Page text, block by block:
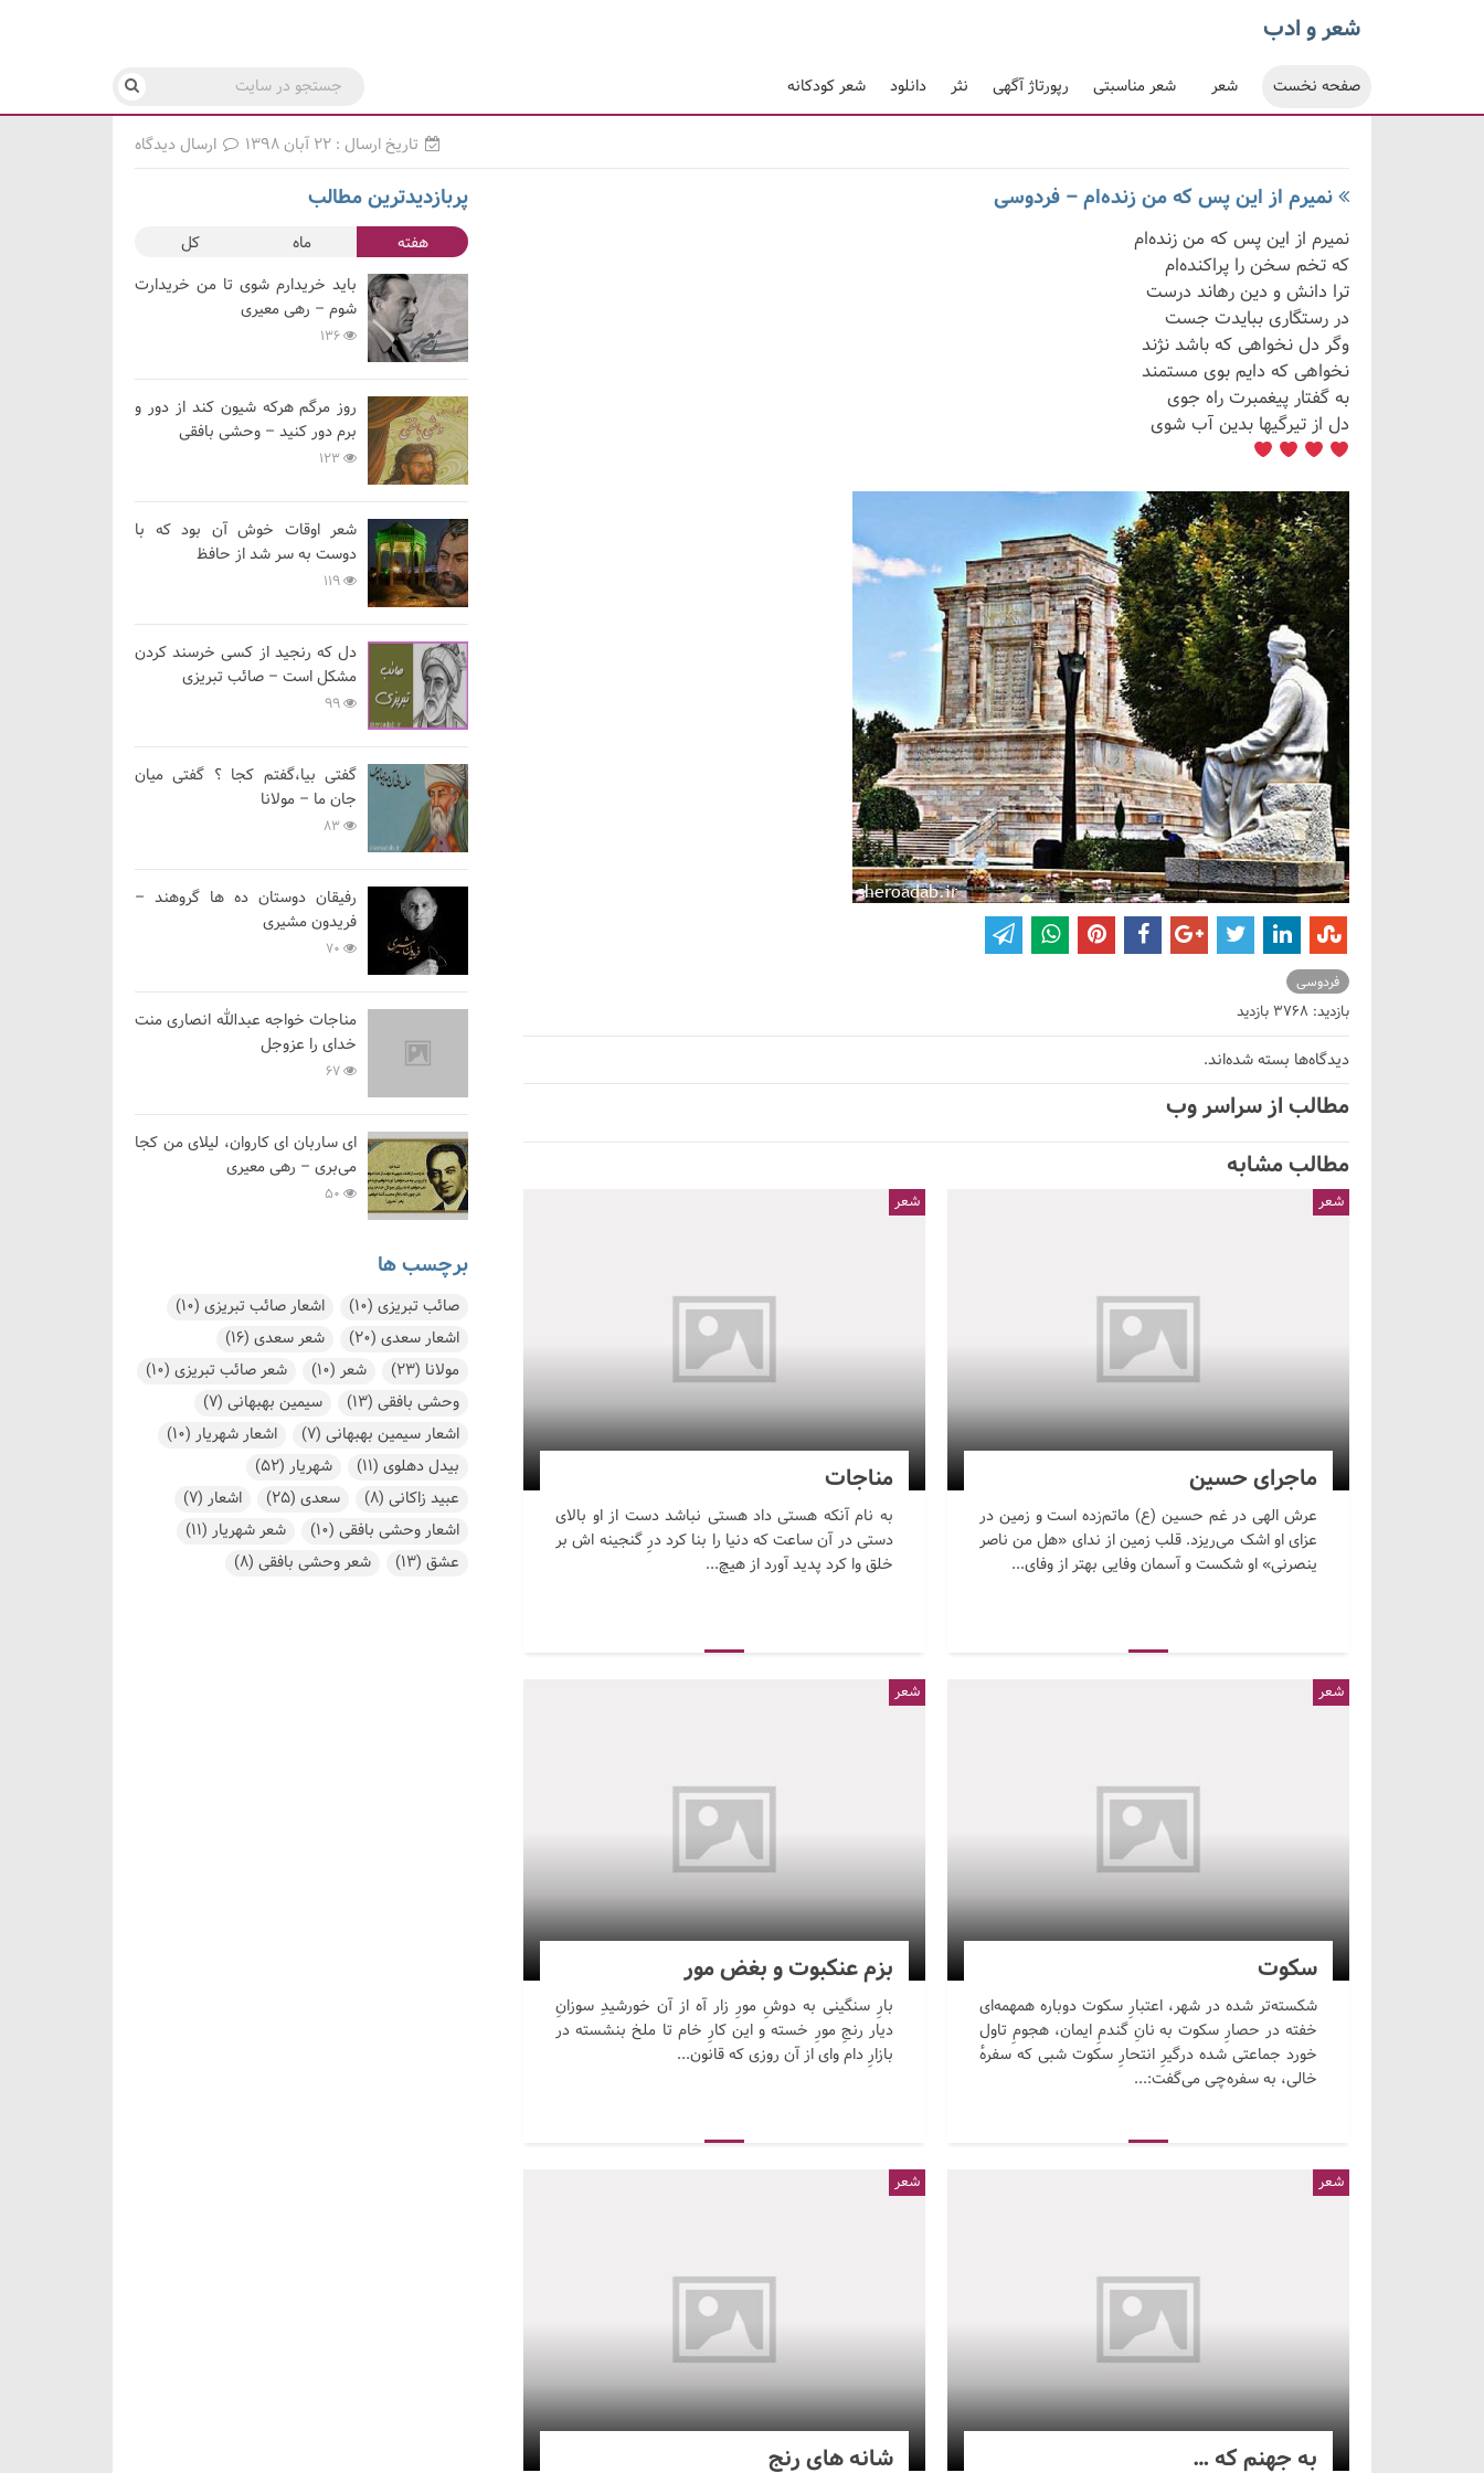
شعر و ادب
صفحه نخست شعر شعر مناسبتی رپورتاژ آگهی نثر دانلود شعر کودکانه
تاریخ ارسال : ۲۲ آبان ۱۳۹۸ ارسال دیدگاه
نمیرم از این پس که من زنده‌ام – فردوسی
نمیرم از این پس که من زنده‌ام
که تخم سخن را پراکنده‌ام
ترا دانش و دین رهاند درست
در رستگاری ببایدت جست
وگر دل نخواهی که باشد نژند
نخواهی که دایم بوی مستمند
به گفتار پیغمبرت راه جوی
دل از تیرگیها بدین آب شوی
فردوسی
بازدید: 3768 بازدید
دیدگاه‌ها بسته شده‌اند.
مطالب از سراسر وب
مطالب مشابه
ماجرای حسین
عرش الهی در غم حسین (ع) ماتم‌زده است و زمین در
عزای او اشک می‌ریزد. قلب زمین از ندای «هل من ناصر
ینصرنی» او شکست و آسمان وفایی بهتر از وفای...
شعر
مناجات
به نام آنکه هستی داد هستی نباشد دست از او بالای
دستی در آن ساعت که دنیا را بنا کرد درِ گنجینه اش بر
خلق وا کرد پدید آورد از هیچ...
شعر
سکوت
شکسته‌تر شده در شهر، اعتبارِ سکوت دوباره همهمه‌ای
خفته در حصارِ سکوت به نانِ گندمِ ایمان، هجومِ تاول
خورد جماعتی شده درگیرِ انتحارِ سکوت شبی که سفرهٔ
خالی، به سفره‌چی می‌گفت:...
شعر
بزم عنکبوت و بغض مور
بارِ سنگینی به دوشِ مورِ زار آه از آن خورشیدِ سوزانِ
دیار رنجِ مورِ خسته و این کارِ خام تا ملخ بنشسته در
بازارِ دام وای از آن روزی که قانون...
شعر
به جهنم که …
شعر
شانه های رنج
شعر
پربازدیدترین مطالب
هفته ماه کل
باید خریدارم شوی تا من خریدارت
شوم – رهی معیری
136
روز مرگم هرکه شیون کند از دور و
برم دور کنید – وحشی بافقی
123
شعر اوقات خوش آن بود که با
دوست به سر شد از حافظ
119
دل که رنجید از کسی خرسند کردن
مشکل است – صائب تبریزی
99
گفتی بیا،گفتم کجا ؟ گفتی میان
جان ما – مولانا
83
رفیقان دوستان ده ها گروهند –
فریدون مشیری
70
مناجات خواجه عبدالله انصاری منت
خدای را عزوجل
67
ای ساربان ای کاروان، لیلای من کجا
می‌بری – رهی معیری
50
برچسب ها
صائب تبریزی (10) اشعار صائب تبریزی (10)
اشعار سعدی (20) شعر سعدی (16)
مولانا (23) شعر (10) شعر صائب تبریزی (10)
وحشی بافقی (13) سیمین بهبهانی (7)
اشعار سیمین بهبهانی (7) اشعار شهریار (10)
بیدل دهلوی (11) شهریار (52)
عبید زاکانی (8) سعدی (25) اشعار (7)
اشعار وحشی بافقی (10) شعر شهریار (11)
عشق (13) شعر وحشی بافقی (8)